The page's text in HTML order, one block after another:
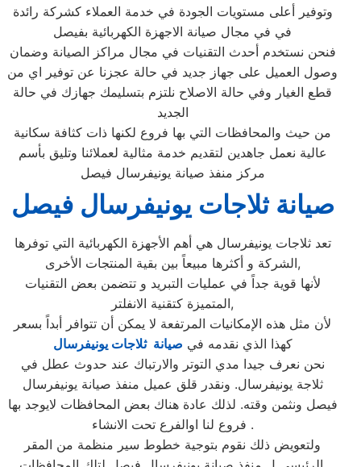
وتوفير أعلى مستويات الجودة في خدمة العملاء كشركة رائدة
في في مجال صيانة الاجهزة الكهربائية بفيصل
فنحن نستخدم أحدث التقنيات في مجال مراكز الصيانة وضمان
وصول العميل على جهاز جديد في حالة عجزنا عن توفير اي من
قطع الغيار وفي حالة الاصلاح نلتزم بتسليمك جهازك في حالة
الجديد
من حيث والمحافظات التي بها فروع لكنها ذات كثافة سكانية
عالية نعمل جاهدين لتقديم خدمة مثالية لعملائنا وتليق بأسم
مركز منفذ صيانة يونيفرسال فيصل
صيانة ثلاجات يونيفرسال فيصل
تعد ثلاجات يونيفرسال هي أهم الأجهزة الكهربائية التي توفرها
الشركة و أكثرها مبيعاً بين بقية المنتجات الأخرى,
لأنها قوية جداً في عمليات التبريد و تتضمن بعض التقنيات
المتميزة كتقنية الانفلتر,
لأن مثل هذه الإمكانيات المرتفعة لا يمكن أن تتوافر أبداً بسعر
كهذا الذي نقدمه في صيانة ثلاجات يونيفرسال
نحن نعرف جيدا مدي التوتر والارتباك عند حدوث عطل في
ثلاجة يونيفرسال. ونقدر قلق عميل منفذ صيانة يونيفرسال
فيصل ونثمن وقته. لذلك عادة هناك بعض المحافظات لايوجد بها
فروع لنا اوالفرع تحت الانشاء .
ولتعويض ذلك نقوم بتوجية خطوط سير منظمة من المقر